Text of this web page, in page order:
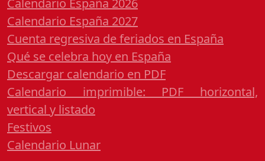
Calendario España 2027
Cuenta regresiva de feriados en España
Qué se celebra hoy en España
Descargar calendario en PDF
Calendario imprimible: PDF horizontal,
vertical y listado
Festivos
Calendario Lunar